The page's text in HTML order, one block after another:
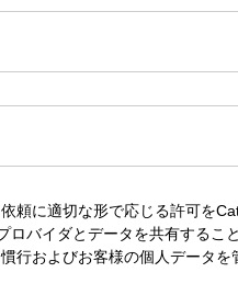
頼に適切な形で応じる許可を
バイダとデータを共有するこ
行およびお客様の個人データを